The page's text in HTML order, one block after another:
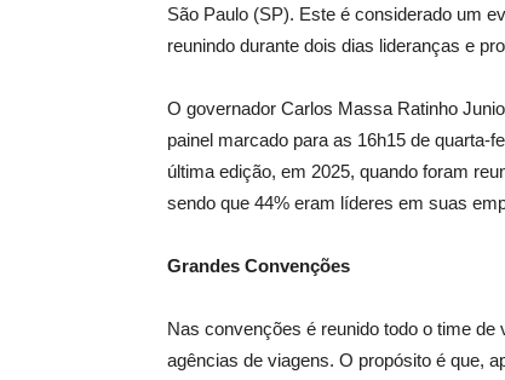
São Paulo (SP). Este é considerado um
reunindo durante dois dias lideranças e
O governador Carlos Massa Ratinho
painel marcado para as 16h15 de quarta-
última edição, em 2025, quando foram
sendo que 44% eram líderes em suas
Grandes Convenções
Nas convenções é reunido todo o time
agências de viagens. O propósito é que,